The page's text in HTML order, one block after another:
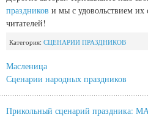
праздников и мы с удовольствием
читателей!
Категория: СЦЕНАРИИ ПРАЗДНИКОВ
Масленица
Сценарии народных праздников
Прикольный сценарий праздника: